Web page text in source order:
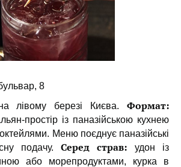
8
лівому березі Києва. Формат:
простір із паназійською кухнею
Меню поєднує паназійські
подачу.Серед страв: удон із
або морепродуктами, курка в